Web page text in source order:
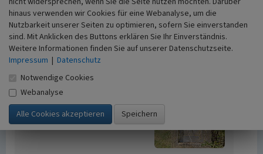
Zugehörige Objekte
Alter Kirchhof Villmar
Bildstock in Villmar
Beginn 1739
hinaus verwenden wir Cookies für eine Webanalyse, um die
Nutzbarkeit unserer Seiten zu optimieren, sofern Sie einverstanden
sind. Mit Anklicken des Buttons erklären Sie Ihr Einverständnis.
Weitere Informationen finden Sie auf unserer Datenschutzseite.
Impressum | Datenschutz
Notwendige Cookies
Webanalyse